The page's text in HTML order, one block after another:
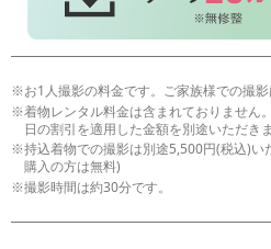
お1人撮影の料金です。ご家族様での撮影
着物レンタル料金は含まれておりません
日の割引を適用した金額を別途いただきま
持込着物での撮影は別途5,500円(税込)
購入の方は無料)
撮影時間は約30分です。